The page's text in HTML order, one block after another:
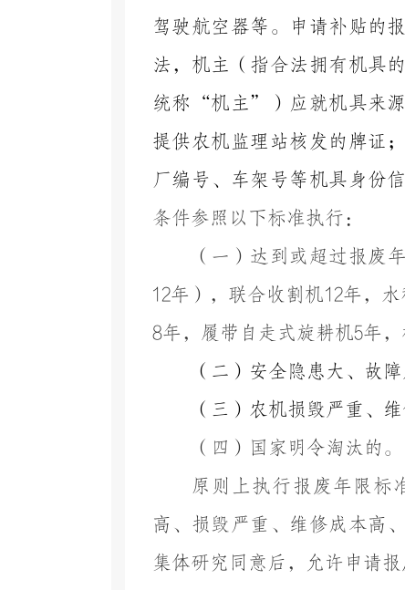
驾驶航空器等。申请补贴的
法，机主（指合法拥有机具
统称
“机主”）应就机具来
提供农机监理 站核发的牌证
厂编号、车架号等机具身份信
条件参照以下标准执行：
（一）达到或超过报废
12年），联合收割机12年，水
8年，履带自走式旋耕机5年
（二）安全隐患大、故
（三）农机损毁严重、
（四）国家明令淘汰的。
原则上执行报废年限标
高、损毁严重、维修成本高
集体研究同意后，允许申请报